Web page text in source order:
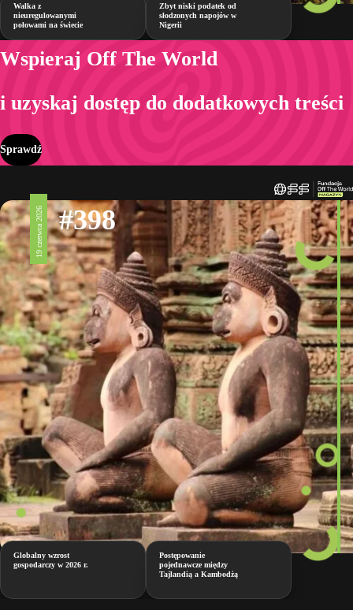
Walka z
nieuregulowanymi
połowami na świecie
Zbyt niski podatek od
słodzonych napojów w
Nigerii
Wspieraj Off The World
i uzyskaj dostęp do dodatkowych treści
Sprawdź
19 czerwca 2026 #398
Globalny wzrost
gospodarczy w 2026 r.
Postępowanie
pojednawcze między
Tajlandią a Kambodżą